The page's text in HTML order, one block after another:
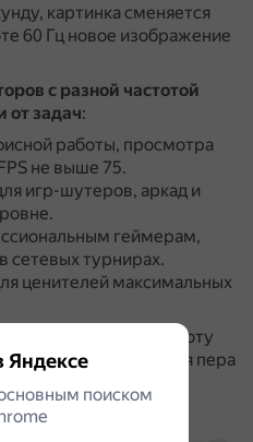
картинка сменяется
60 Гц новое изображение
с разной частотой
от задач:
работы, просмотра
не выше 75.
игр-шутеров, аркад и
геймерам,
сетевых турнирах.
ценителей максимальных
улучшает работу
художников: движения пера
что позволяет
Яндексе
поиском